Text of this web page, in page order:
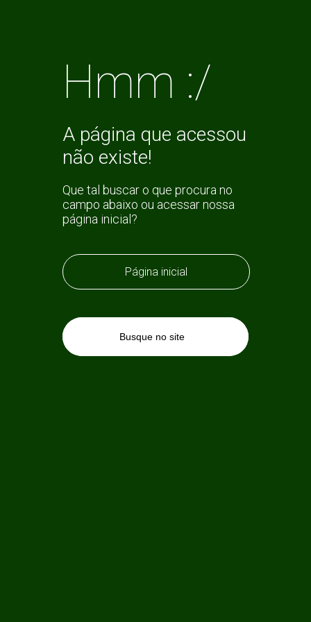
Hmm :/
A página que acessou
não existe!
Que tal buscar o que procura no
campo abaixo ou acessar nossa
página inicial?
Página inicial